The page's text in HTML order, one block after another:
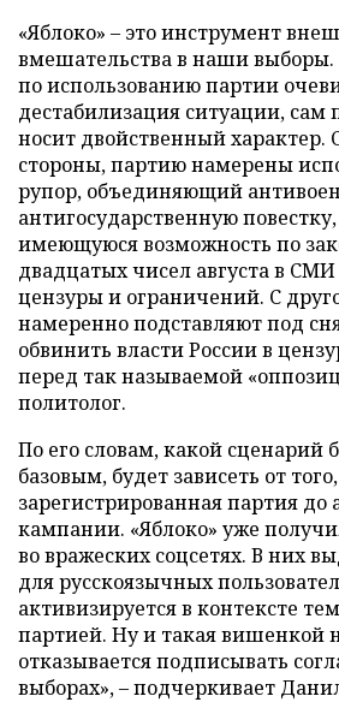
«Яблоко» – это инструмент
вмешательства в наши выборы.
по использованию партии
дестабилизация ситуации, сам
носит двойственный характер.
стороны, партию намерены
рупор, объединяющий
антигосударственную
имеющуюся возможность по
двадцатых чисел августа в СМИ
цензуры и ограничений. С
намеренно подставляют под
обвинить власти России в
перед так называемой
политолог.
По его словам, какой сценарий
базовым, будет зависеть от
зарегистрированная партия до
кампании. «Яблоко» уже
во вражеских соцсетях. В них
для русскоязычных
активизируется в контексте
партией. Ну и такая вишенкой
отказывается подписывать
выборах», – подчеркивает